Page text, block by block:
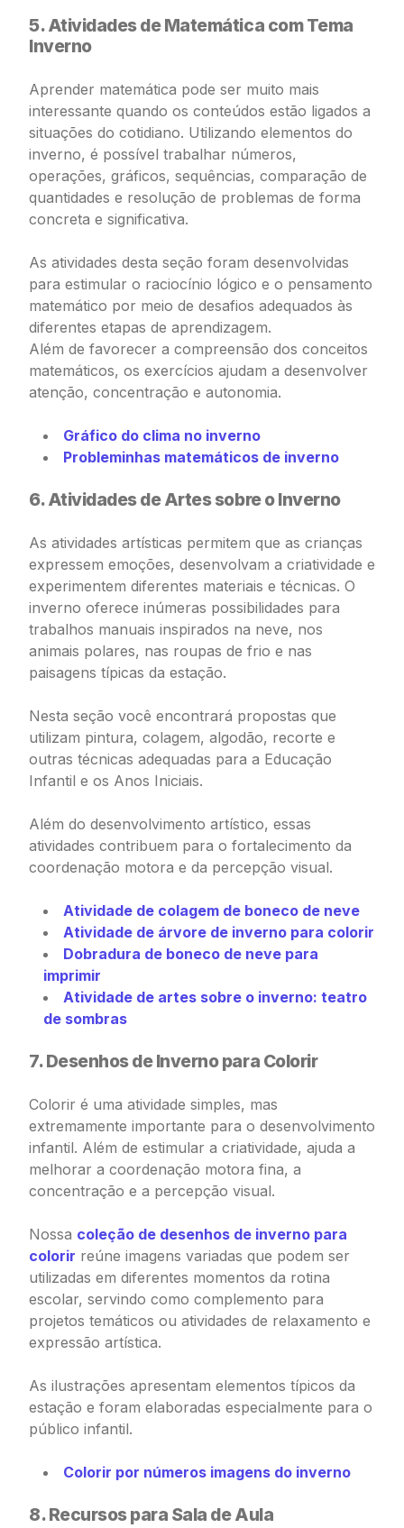
5. Atividades de Matemática com Tema
Inverno
Aprender matemática pode ser muito mais
interessante quando os conteúdos estão ligados a
situações do cotidiano. Utilizando elementos do
inverno, é possível trabalhar números,
operações, gráficos, sequências, comparação de
quantidades e resolução de problemas de forma
concreta e significativa.
As atividades desta seção foram desenvolvidas
para estimular o raciocínio lógico e o pensamento
matemático por meio de desafios adequados às
diferentes etapas de aprendizagem.
Além de favorecer a compreensão dos conceitos
matemáticos, os exercícios ajudam a desenvolver
atenção, concentração e autonomia.
Gráfico do clima no inverno
Probleminhas matemáticos de inverno
6. Atividades de Artes sobre o Inverno
As atividades artísticas permitem que as crianças
expressem emoções, desenvolvam a criatividade e
experimentem diferentes materiais e técnicas. O
inverno oferece inúmeras possibilidades para
trabalhos manuais inspirados na neve, nos
animais polares, nas roupas de frio e nas
paisagens típicas da estação.
Nesta seção você encontrará propostas que
utilizam pintura, colagem, algodão, recorte e
outras técnicas adequadas para a Educação
Infantil e os Anos Iniciais.
Além do desenvolvimento artístico, essas
atividades contribuem para o fortalecimento da
coordenação motora e da percepção visual.
Atividade de colagem de boneco de neve
Atividade de árvore de inverno para colorir
Dobradura de boneco de neve para
imprimir
Atividade de artes sobre o inverno: teatro
de sombras
7. Desenhos de Inverno para Colorir
Colorir é uma atividade simples, mas
extremamente importante para o desenvolvimento
infantil. Além de estimular a criatividade, ajuda a
melhorar a coordenação motora fina, a
concentração e a percepção visual.
Nossa coleção de desenhos de inverno para
colorir reúne imagens variadas que podem ser
utilizadas em diferentes momentos da rotina
escolar, servindo como complemento para
projetos temáticos ou atividades de relaxamento e
expressão artística.
As ilustrações apresentam elementos típicos da
estação e foram elaboradas especialmente para o
público infantil.
Colorir por números imagens do inverno
8. Recursos para Sala de Aula